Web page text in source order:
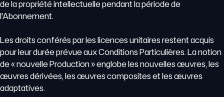
de la propriété intellectuelle pendant la période de
l'Abonnement.
Les droits conférés par les licences unitaires restent acquis
pour leur durée prévue aux Conditions Particulières. La notion
de « nouvelle Production » englobe les nouvelles œuvres, les
œuvres dérivées, les œuvres composites et les œuvres
adaptatives.